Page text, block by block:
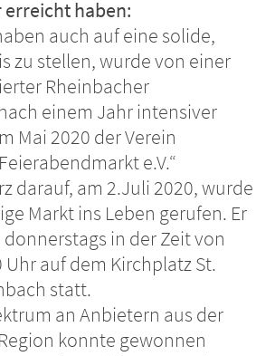
erreicht haben:
auch auf eine solide,
zu stellen, wurde von einer
Rheinbacher
einem Jahr intensiver
Mai 2020 der Verein
e.V.“
darauf, am 2.Juli 2020, wurde
Markt ins Leben gerufen. Er
in der Zeit von
Uhr auf dem Kirchplatz St.
statt.
an Anbietern aus der
konnte gewonnen